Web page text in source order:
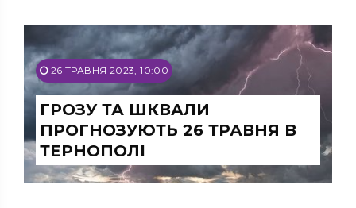
26 ТРАВНЯ 2023, 10:00
ГРОЗУ ТА ШКВАЛИ
ПРОГНОЗУЮТЬ 26 ТРАВНЯ В
ТЕРНОПОЛІ